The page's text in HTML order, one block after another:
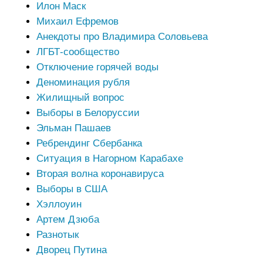
Илон Маск
Михаил Ефремов
Анекдоты про Владимира Соловьева
ЛГБТ-сообщество
Отключение горячей воды
Деноминация рубля
Жилищный вопрос
Выборы в Белоруссии
Эльман Пашаев
Ребрендинг Сбербанка
Ситуация в Нагорном Карабахе
Вторая волна коронавируса
Выборы в США
Хэллоуин
Артем Дзюба
Разнотык
Дворец Путина